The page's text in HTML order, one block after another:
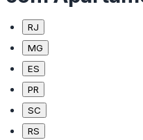
RJ
MG
ES
PR
SC
RS